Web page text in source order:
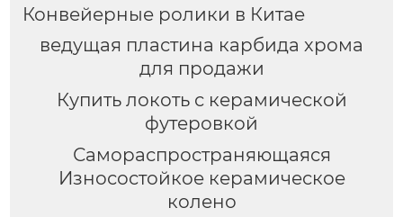
Конвейерные ролики в Китае
ведущая пластина карбида хрома
для продажи
Купить локоть с керамической
футеровкой
Самораспространяющаяся
Износостойкое керамическое
колено